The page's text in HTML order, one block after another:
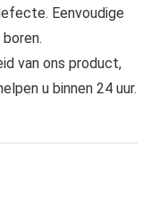
Eenvoudige
van ons product,
u binnen 24 uur.